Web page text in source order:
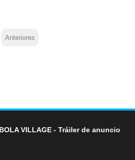
Anteriores
VILLAGE - Tráiler de anuncio